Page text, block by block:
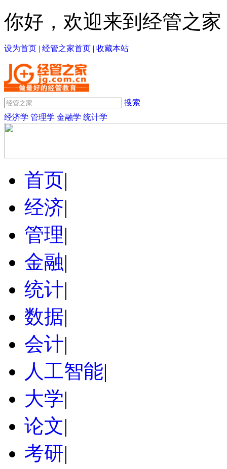
你好，欢迎来到经管之家
设为首页 | 经管之家首页 | 收藏本站
搜索
经济学 管理学 金融学 统计学
首页|
经济|
管理|
金融|
统计|
数据|
会计|
人工智能|
大学|
论文|
考研|